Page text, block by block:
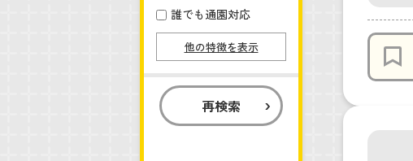
誰でも通園対応
他の特徴を表示
再検索